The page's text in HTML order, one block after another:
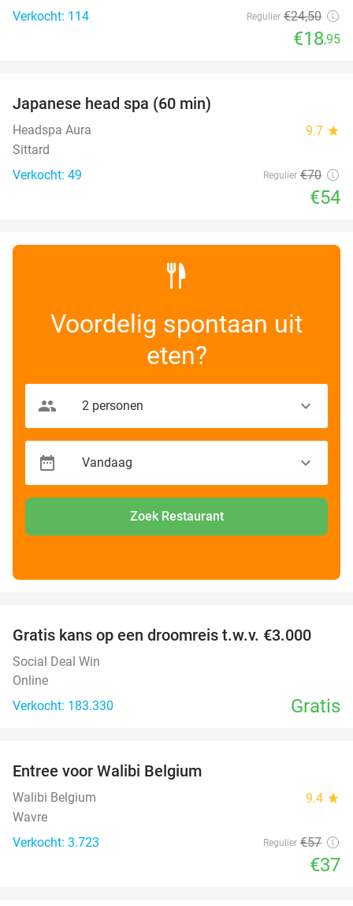
Verkocht: 114 Regulier €24,50
€18,95
Japanese head spa (60 min)
Headspa Aura 9.7 star
Sittard
Verkocht: 49
Regulier €70
€54
Voordelig spontaan uit
eten?
Zoek Restaurant
Gratis kans op een droomreis t.w.v. €3.000
Social Deal Win
Online
Verkocht: 183.330
Gratis
Entree voor Walibi Belgium
Walibi Belgium 9.4 star
Wavre
Verkocht: 3.723
Regulier €57
€37